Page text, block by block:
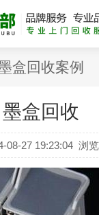
盒回收案例
墨盒回收
08-27 19:23:04 浏